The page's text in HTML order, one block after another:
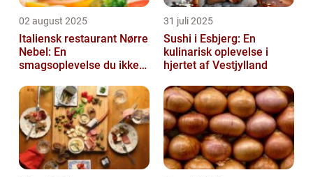
02 august 2025
Italiensk restaurant Nørre
Nebel: En
smagsoplevelse du ikke
31 juli 2025
Sushi i Esbjerg: En
kulinarisk oplevelse i
hjertet af Vestjylland